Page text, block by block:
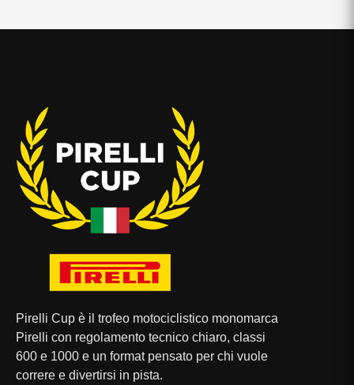
Pirelli Cup è il trofeo motociclistico monomarca
Pirelli con regolamento tecnico chiaro, classi
600 e 1000 e un format pensato per chi vuole
correre e divertirsi in pista.